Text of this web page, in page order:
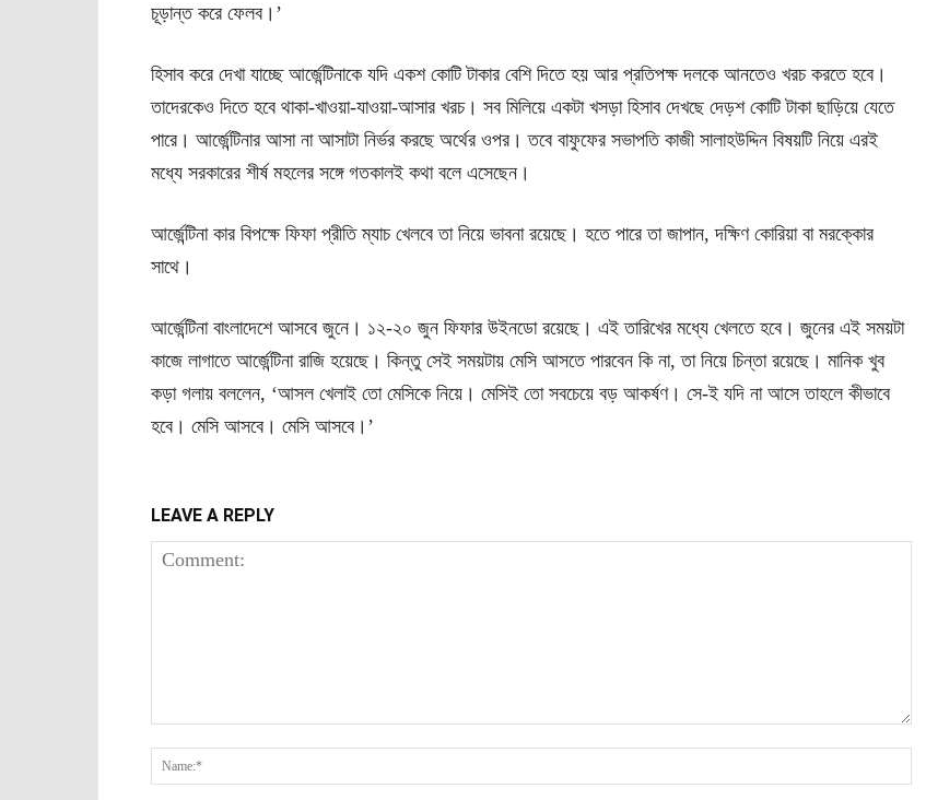
চূড়ান্ত করে ফেলব।’
হিসাব করে দেখা যাচ্ছে আর্জেন্টিনাকে যদি একশ কোটি টাকার বেশি দিতে হয় আর প্রতিপক্ষ দলকে আনতেও খরচ করতে হবে।
তাদেরকেও দিতে হবে থাকা-খাওয়া-যাওয়া-আসার খরচ। সব মিলিয়ে একটা খসড়া হিসাব দেখছে দেড়শ কোটি টাকা ছাড়িয়ে যেতে
পারে। আর্জেন্টিনার আসা না আসাটা নির্ভর করছে অর্থের ওপর। তবে বাফুফের সভাপতি কাজী সালাহউদ্দিন বিষয়টি নিয়ে এরই
মধ্যে সরকারের শীর্ষ মহলের সঙ্গে গতকালই কথা বলে এসেছেন।
আর্জেন্টিনা কার বিপক্ষে ফিফা প্রীতি ম্যাচ খেলবে তা নিয়ে ভাবনা রয়েছে। হতে পারে তা জাপান, দক্ষিণ কোরিয়া বা মরক্কোর
সাথে।
আর্জেন্টিনা বাংলাদেশে আসবে জুনে। ১২-২০ জুন ফিফার উইনডো রয়েছে। এই তারিখের মধ্যে খেলতে হবে। জুনের এই সময়টা
কাজে লাগাতে আর্জেন্টিনা রাজি হয়েছে। কিন্তু সেই সময়টায় মেসি আসতে পারবেন কি না, তা নিয়ে চিন্তা রয়েছে। মানিক খুব
কড়া গলায় বললেন, ‘আসল খেলাই তো মেসিকে নিয়ে। মেসিই তো সবচেয়ে বড় আকর্ষণ। সে-ই যদি না আসে তাহলে কীভাবে
হবে। মেসি আসবে। মেসি আসবে।’
LEAVE A REPLY